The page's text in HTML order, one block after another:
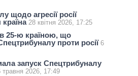
щодо агресії росії
28 квітня 2026, 17:25
25-ю країною, що
проти росії 6
запуск Спецтрибуналу
травня 2026, 17:49